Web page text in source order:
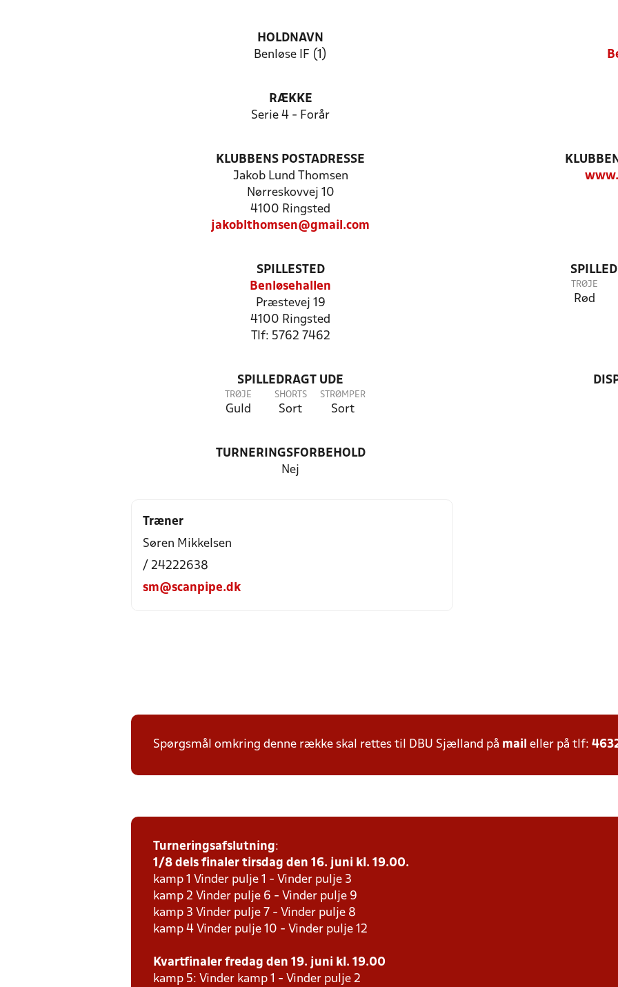
HOLDNAVN
Benløse IF (1)
RÆKKE
Serie 4 - Forår
KLUBBENS POSTADRESSE
Jakob Lund Thomsen
Nørreskovvej 10
4100 Ringsted
jakoblthomsen@gmail.com
SPILLESTED
Benløsehallen
Præstevej 19
4100 Ringsted
Tlf: 5762 7462
TRØJE
Rød
SPILLEDRAGT UDE
TRØJE
Guld
SHORTS
Sort
STRØMPER
Sort
TURNERINGSFORBEHOLD
Nej
Træner
Søren Mikkelsen
/ 24222638
sm@scanpipe.dk
Spørgsmål omkring denne række skal rettes til DBU Sjælland på mail eller på tlf:
Turneringsafslutning:
1/8 dels finaler tirsdag den 16. juni kl. 19.00.
kamp 1 Vinder pulje 1 - Vinder pulje 3
kamp 2 Vinder pulje 6 - Vinder pulje 9
kamp 3 Vinder pulje 7 - Vinder pulje 8
kamp 4 Vinder pulje 10 - Vinder pulje 12
Kvartfinaler fredag den 19. juni kl. 19.00
kamp 5: Vinder kamp 1 - Vinder pulje 2